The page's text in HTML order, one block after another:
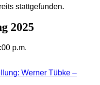
stattgefunden.
2025
p.m.
Werner Tübke –